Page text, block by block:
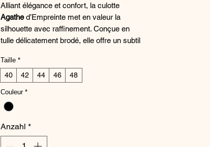
Alliant élégance et confort, la culotte
Agathed’Empreinte met en valeur la
silhouette avec raffinement. Conçue en
tulle délicatement brodé, elle offre un subtil
superbes motifs floraux. Sa coupe
couvrante assure confort et maintien, tout
pour les occasions spéciales, elle associe
séduction et praticité. Le coloris Noir, à la
les soutiens-gorge de la ligne Agathe pour
Taille *
40 42 44 46 48
Couleur *
Anzahl *